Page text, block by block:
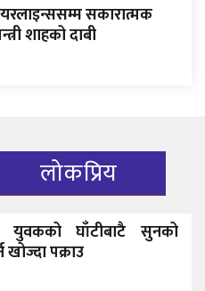
सकारात्मक
शाहको दाबी
लोकप्रिय
युवकको घाँटीबाटै सुनको
खोज्दा पक्राउ